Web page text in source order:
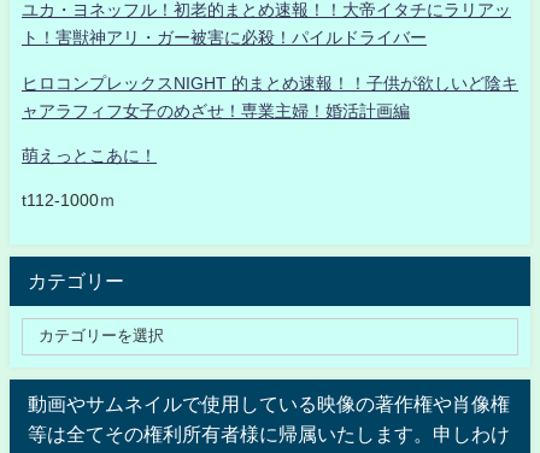
ユカ・ヨネッフル！初老的まとめ速報！！大帝イタチにラリアッ
ト！害獣神アリ・ガー被害に必殺！パイルドライバー
ヒロコンプレックスNIGHT 的まとめ速報！！子供が欲しいど陰キ
ャアラフィフ女子のめざせ！専業主婦！婚活計画編
萌えっとこあに！
t112-1000ｍ
カテゴリー
動画やサムネイルで使用している映像の著作権や肖像権
等は全てその権利所有者様に帰属いたします。申しわけ